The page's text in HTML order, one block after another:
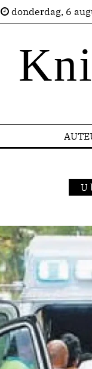
donderdag, 6
U